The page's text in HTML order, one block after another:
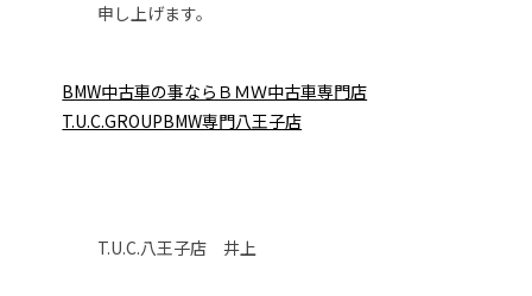
申し上げます。
BMW中古車の事ならＢＭＷ中古車専門店
T.U.C.GROUPBMW専門八王子店
T.U.C.八王子店 井上